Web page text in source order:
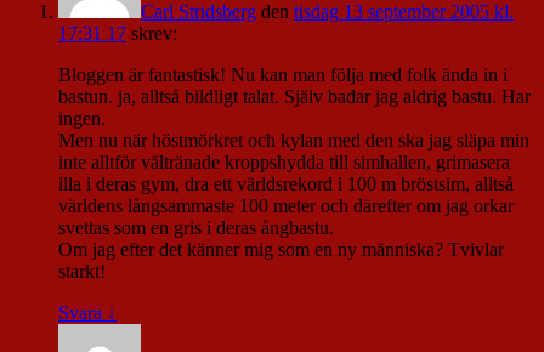
Carl Stridsberg den tisdag 13 september 2005 kl.
17:31 17 skrev:
Bloggen är fantastisk! Nu kan man följa med folk ända in i
bastun. ja, alltså bildligt talat. Själv badar jag aldrig bastu. Har
ingen.
Men nu när höstmörkret och kylan med den ska jag släpa min
inte alltför vältränade kroppshydda till simhallen, grimasera
illa i deras gym, dra ett världsrekord i 100 m bröstsim, alltså
världens långsammaste 100 meter och därefter om jag orkar
svettas som en gris i deras ångbastu.
Om jag efter det känner mig som en ny människa? Tvivlar
starkt!
Svara ↓